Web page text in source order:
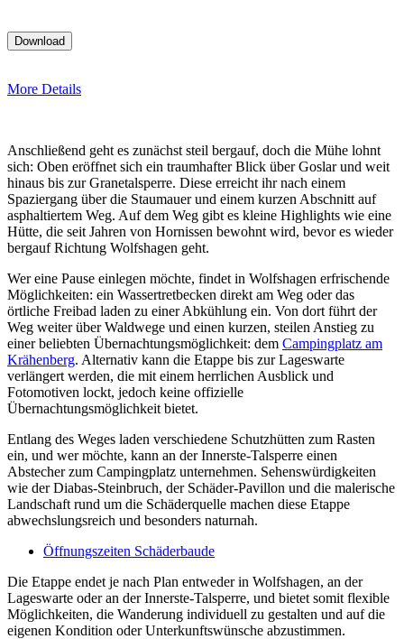
More Details
Anschließend geht es zunächst steil bergauf, doch die Mühe lohnt
sich: Oben eröffnet sich ein traumhafter Blick über Goslar und weit
hinaus bis zur Granetalsperre. Diese erreicht ihr nach einem
Spaziergang über die Staumauer und einem kurzen Abschnitt auf
asphaltiertem Weg. Auf dem Weg gibt es kleine Highlights wie eine
Hütte, die seit Jahren von Hornissen bewohnt wird, bevor es wieder
bergauf Richtung Wolfshagen geht.
Wer eine Pause einlegen möchte, findet in Wolfshagen erfrischende
Möglichkeiten: ein Wassertretbecken direkt am Weg oder das
örtliche Freibad laden zu einer Abkühlung ein. Von dort führt der
Weg weiter über Waldwege und einen kurzen, steilen Anstieg zu
einer beliebten Übernachtungsmöglichkeit: dem Campingplatz am
Krähenberg. Alternativ kann die Etappe bis zur Lageswarte
verlängert werden, die mit einem herrlichen Ausblick und
Fotomotiven lockt, jedoch keine offizielle
Übernachtungsmöglichkeit bietet.
Entlang des Weges laden verschiedene Schutzhütten zum Rasten
ein, und wer möchte, kann an der Innerste-Talsperre einen
Abstecher zum Campingplatz unternehmen. Sehenswürdigkeiten
wie der Diabas-Steinbruch, der Schäder-Pavillon und die malerische
Landschaft rund um die Schäderquelle machen diese Etappe
abwechslungsreich und besonders naturnah.
Öffnungszeiten Schäderbaude
Die Etappe endet je nach Plan entweder in Wolfshagen, an der
Lageswarte oder an der Innerste-Talsperre, und bietet somit flexible
Möglichkeiten, die Wanderung individuell zu gestalten und auf die
eigenen Kondition oder Unterkunftswünsche abzustimmen.